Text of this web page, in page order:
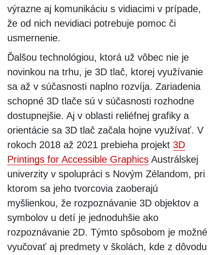
výrazne aj komunikáciu s vidiacimi v prípade,
že od nich nevidiaci potrebuje pomoc či
usmernenie.
Ďalšou technológiou, ktorá už vôbec nie je
novinkou na trhu, je 3D tlač, ktorej využívanie
sa až v súčasnosti naplno rozvíja. Zariadenia
schopné 3D tlače sú v súčasnosti rozhodne
dostupnejšie. Aj v oblasti reliéfnej grafiky a
orientácie sa 3D tlač začala hojne využívať. V
rokoch 2018 až 2021 prebieha projekt 3D
Printings for Accessible Graphics Austrálskej
univerzity v spolupráci s Novým Zélandom, pri
ktorom sa jeho tvorcovia zaoberajú
myšlienkou, že rozpoznávanie 3D objektov a
symbolov u detí je jednoduhšie ako
rozpoznávanie 2D. Týmto spôsobom je možné
vyučovať aj predmety v školách, kde z dôvodu